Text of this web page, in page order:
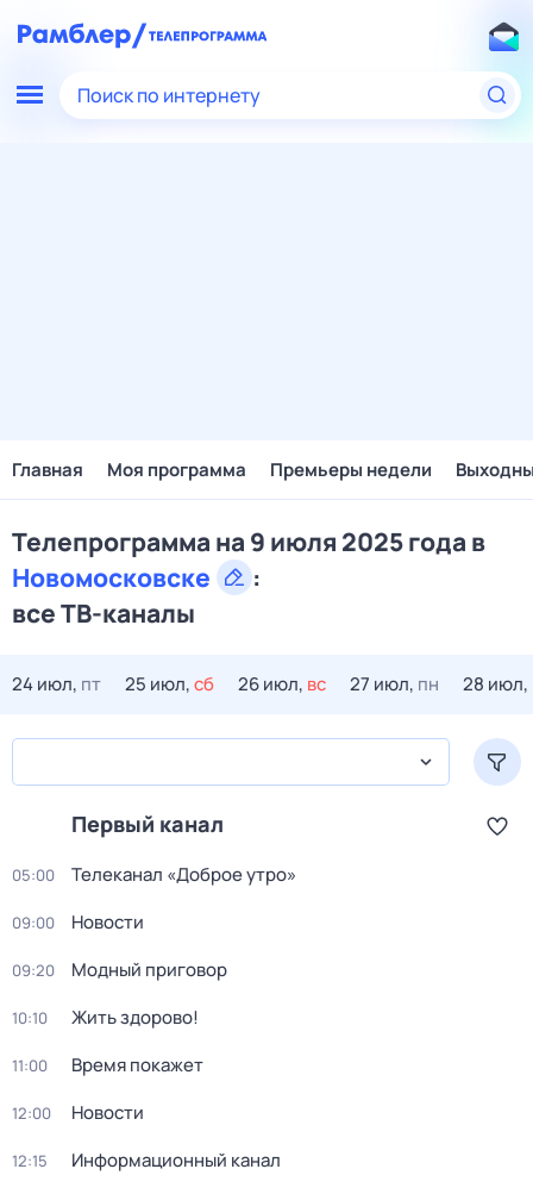
Поиск по интернету
Главная Моя программа Премьеры недели
Телепрограмма на 9 июля 2025 года в
Новомосковске
:
все ТВ-каналы
24 июл, пт 25 июл,сб 26 июл, вс 27 июл, пн 28 июл,
Первый канал
05:00 Телеканал «Доброе утро»
09:00 Новости
09:20 Модный приговор
10:10 Жить здорово!
11:00 Время покажет
12:00 Новости
12:15 Информационный канал